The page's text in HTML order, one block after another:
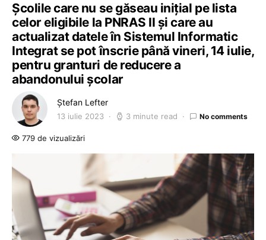
Școlile care nu se găseau inițial pe lista
celor eligibile la PNRAS II și care au
actualizat datele în Sistemul Informatic
Integrat se pot înscrie până vineri, 14 iulie,
pentru granturi de reducere a
abandonului școlar
Ștefan Lefter
13 iulie 2023 3 minute read No comments
779 de vizualizări